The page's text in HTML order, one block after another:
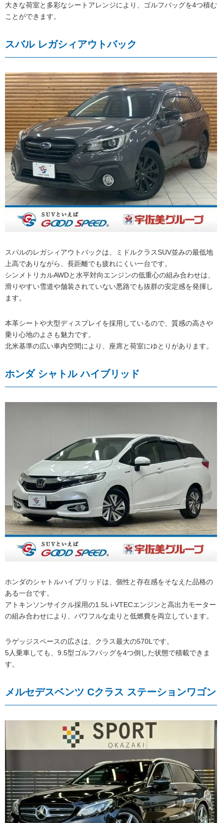
大きな荷室と多彩なシートアレンジにより、ゴルフバッグを4つ積む
ことができます。
スバル レガシィアウトバック
スバルのレガシィアウトバックは、ミドルクラスSUV並みの最低地
上高でありながら、長距離でも疲れにくい一台です。
シンメトリカルAWDと水平対向エンジンの低重心の組み合わせは、
滑りやすい雪道や舗装されていない悪路でも抜群の安定感を発揮し
ます。
本革シートや大型ディスプレイを採用しているので、質感の高さや
乗り心地のよさも魅力です。
北米基準の広い車内空間により、座席と荷室にゆとりがあります。
ホンダ シャトル ハイブリッド
ホンダのシャトルハイブリッドは、個性と存在感をそなえた品格の
ある一台です。
アトキンソンサイクル採用の1.5L i-VTECエンジンと高出力モーター
の組み合わせにより、パワフルな走りと低燃費を両立しています。
ラゲッジスペースの広さは、クラス最大の570Lです。
5人乗車しても、9.5型ゴルフバッグを4つ倒した状態で積載できま
す。
メルセデスベンツ Cクラス ステーションワゴン